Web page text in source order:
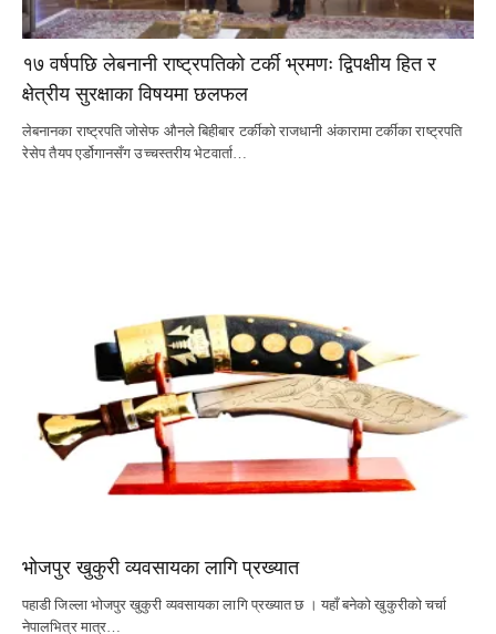
१७ वर्षपछि लेबनानी राष्ट्रपतिको टर्की भ्रमणः द्विपक्षीय हित र
क्षेत्रीय सुरक्षाका विषयमा छलफल
लेबनानका राष्ट्रपति जोसेफ औनले बिहीबार टर्कीको राजधानी अंकारामा टर्कीका राष्ट्रपति
रेसेप तैयप एर्डोगानसँग उच्चस्तरीय भेटवार्ता…
भोजपुर खुकुरी व्यवसायका लागि प्रख्यात
पहाडी जिल्ला भोजपुर खुकुरी व्यवसायका लागि प्रख्यात छ । यहाँ बनेको खुकुरीको चर्चा
नेपालभित्र मात्र…